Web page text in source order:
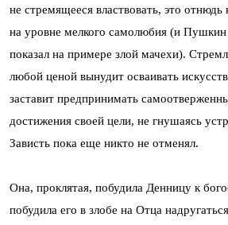
не стремящееся властвовать, это отнюдь
на уровне мелкого самолюбия (и Пушкин
показал на примере злой мачехи).
любой ценой вынудит осваивать
заставит предпринимать
достижения своей цели, не гнушаясь
Зависть пока еще никто не отменял.
Она, проклятая, побудила Денницу к
побудила его в злобе на Отца